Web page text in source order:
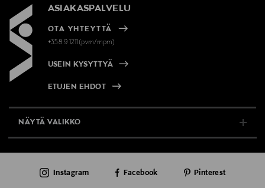
ASIAKASPALVELU
OTA YHTEYTTÄ
+358 9 1211(pvm/mpm)
USEIN KYSYTTYÄ
ETUJEN EHDOT
NÄYTÄ VALIKKO
AJANKOHTAISTA
Instagram Facebook Pinterest